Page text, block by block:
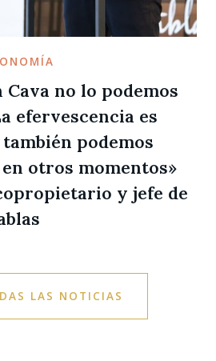
no lo podemos
efervescencia es
podemos
otros momentos»
y jefe de
LAS NOTICIAS